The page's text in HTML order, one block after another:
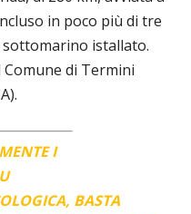
in poco più di tre
sottomarino istallato.
Comune di Termini
I
BASTA